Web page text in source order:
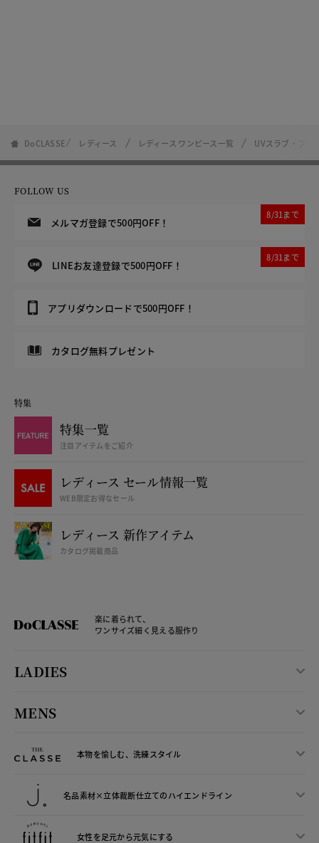
DoCLASSE レディース レディース ワンピース一覧 UVスラブ・フロ
FOLLOW US
メルマガ登録で500円OFF！
8/31まで
LINEお友達登録で500円OFF！
8/31まで
アプリダウンロードで500円OFF！
カタログ無料プレゼント
特集
特集一覧
注目アイテムをご紹介
レディース セール情報一覧
WEB限定お得なセール
レディース 新作アイテム
カタログ掲載商品
楽に着られて、
ワンサイズ細く見える服作り
LADIES
MENS
本物を愉しむ、洗練スタイル
名品素材×立体裁断仕立てのハイエンドライン
女性を足元から元気にする